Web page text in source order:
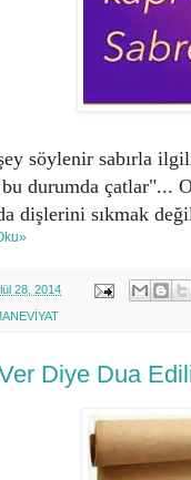
söylenir sabırla
bu durumda çatlar"...
dişlerini sıkmak
28, 2014
Diye Dua